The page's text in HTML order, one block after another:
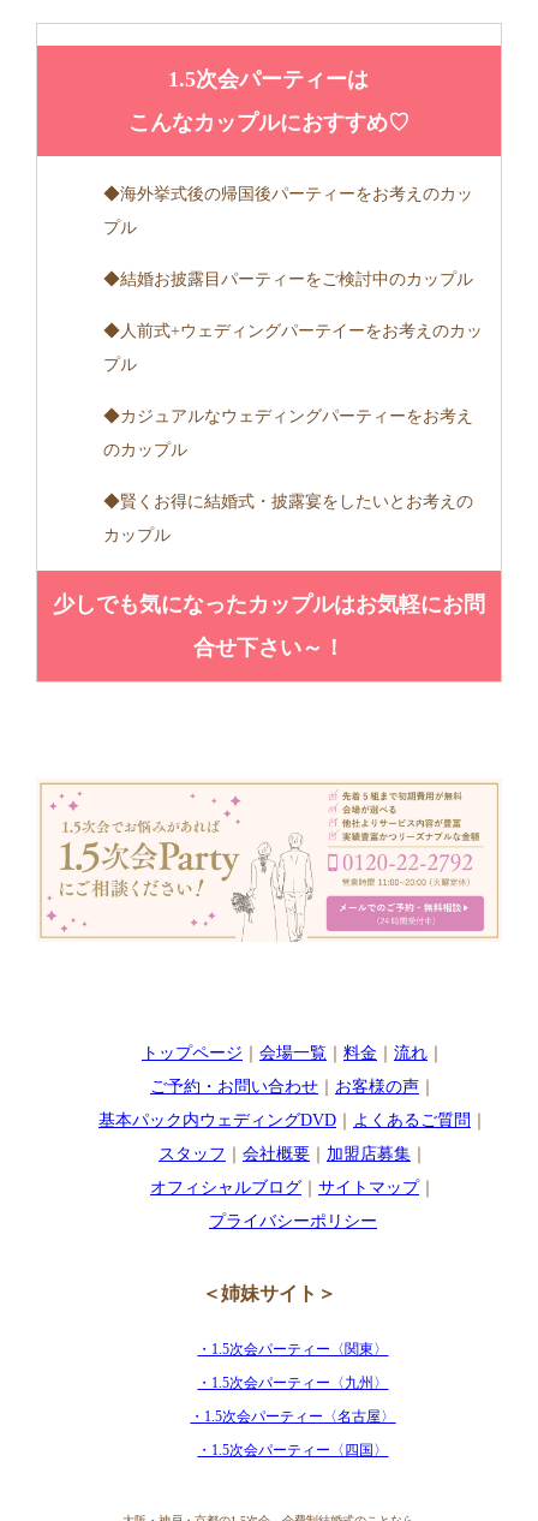
1.5次会パーティーは
こんなカップルにおすすめ♡
◆海外挙式後の帰国後パーティーをお考えのカッ
プル
◆結婚お披露目パーティーをご検討中のカップル
◆人前式+ウェディングパーテイーをお考えのカッ
プル
◆カジュアルなウェディングパーティーをお考え
のカップル
◆賢くお得に結婚式・披露宴をしたいとお考えの
カップル
少しでも気になったカップルはお気軽にお問
合せ下さい～！
トップページ 会場一覧｜ 料金 流れ｜
ご予約・お問い合わせ｜ お客様の声｜
基本パック内ウェディングDVD｜ よくあるご質問
スタッフ
会社概要｜ 加盟店募集｜
オフィシャルブログ｜ サイトマップ｜
プライバシーポリシー
＜姉妹サイト＞
・1.5次会パーティー〈関東〉
・1.5次会パーティー〈九州〉
・1.5次会パーティー〈名古屋〉
・1.5次会パーティー〈四国〉